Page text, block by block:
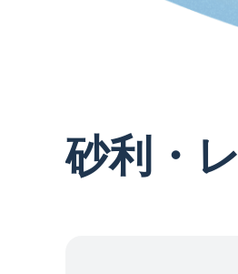
砂利 ・ レ